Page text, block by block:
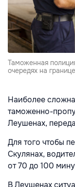
Таможенная
очередях на
Наиболее
таможенно-
Леушенах,
Для того чтобы
Скулянах,
от 70 до 100
В Леушенах